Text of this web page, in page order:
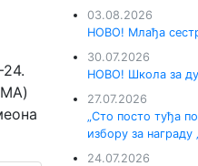
03.08.2026
НОВО! Млађа
30.07.2026
НОВО! Школа за
27.07.2026
„Сто посто туђа
избору за награду
24.07.2026